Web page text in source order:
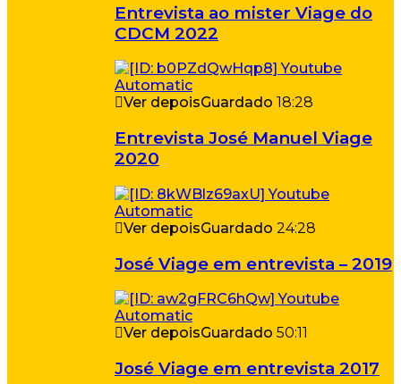
Entrevista ao mister Viage do
CDCM 2022
Ver depoisGuardado 18:28
Entrevista José Manuel Viage
2020
Ver depoisGuardado 24:28
José Viage em entrevista – 2019
Ver depoisGuardado 50:11
José Viage em entrevista 2017